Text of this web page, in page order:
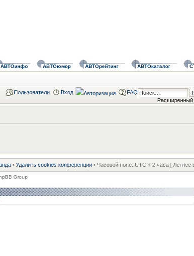
АВТОинфо АВТОюмор АВТОрейтинг АВТОкаталог
Расширенный
Пользователи Вход FAQ
• Удалить cookies конференции • Часовой пояс: UTC + 2 часа [ Летнее
Group